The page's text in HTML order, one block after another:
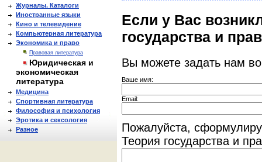
Журналы. Каталоги
Иностранные языки
Кино и телевидение
Компьютерная литература
Экономика и право
Правовая литература
Юридическая и
экономическая
литература
Медицина
Спортивная литература
Философия и психология
Эротика и сексология
Разное
Если у Вас
государства и
Вы можете задать нам
Ваше имя:
Email:
Пожалуйста,
Теория государства и